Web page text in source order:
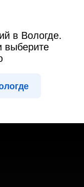
в Вологде.
выберите